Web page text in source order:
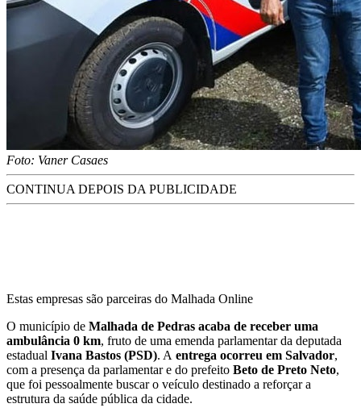
Foto: Vaner Casaes
CONTINUA DEPOIS DA PUBLICIDADE
Estas empresas são parceiras do Malhada Online
O município de Malhada de Pedras acaba de receber uma
ambulância 0 km, fruto de uma emenda parlamentar da deputada
estadual Ivana Bastos (PSD). A entrega ocorreu em Salvador,
com a presença da parlamentar e do prefeito Beto de Preto Neto,
que foi pessoalmente buscar o veículo destinado a reforçar a
estrutura da saúde pública da cidade.